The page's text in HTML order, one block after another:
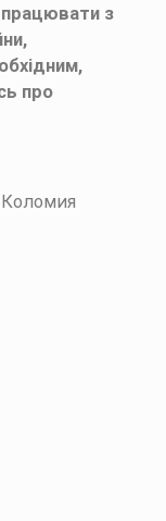
з
про